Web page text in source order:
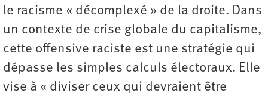
le racisme « décomplexé » de la droite. Dans
un contexte de crise globale du capitalisme,
cette offensive raciste est une stratégie qui
dépasse les simples calculs électoraux. Elle
vise à « diviser ceux qui devraient être